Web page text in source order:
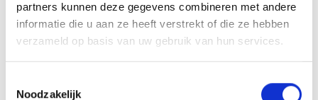
partners kunnen deze gegevens combineren met andere
informatie die u aan ze heeft verstrekt of die ze hebben
verzameld op basis van uw gebruik van hun services.
Noodzakelijk
AANMELDEN LID